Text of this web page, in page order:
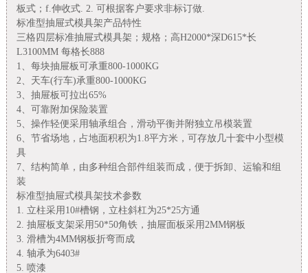
板式；f.伸收式. 2. 可根据客户要求非标订做.
标准型抽屉式模具架产品特性
三格四层标准抽屉式模具架；规格；高H2000*深D615*长
L3100MM 每格长888
1、每块抽屉板可承重800-1000KG
2、天车(行车)承重800-1000KG
3、抽屉板可拉出65%
4、可靠附加保险装置
5、操作轻便采用轴承组合，滑动平衡并附独立吊模装置
6、节省场地，占地面积积为1.8平方米，可存放几十套中小型模
具
7、结构简单，由多种组合部件组装而成，便于拆卸、运输和组
装
标准型抽屉式模具架技术参数
1. 立柱采用10#槽钢，立柱斜杠为25*25方通
2. 抽屉板支架采用50*50角铁，抽屉面板采用2MM钢板
3. 滑槽为4MM钢板折弯而成
4. 轴承为6403#
5. 喷漆